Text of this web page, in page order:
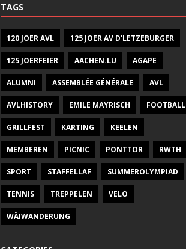
TAGS
120 JOER AVL 125 JOER AV D'LETZEBURGER
125 JOERFEIER AACHEN.LU AGAPE
ALUMNI ASSEMBLÉE GÉNÉRALE AVL
AVLHISTORY EMILE MAYRISCH FOOTBALL
GRILLFEST KARTING KEELEN
MEMBEREN PICNIC PONTTOR RWTH
SPORT STAFFELLAF SUMMEROLYMPIAD
TENNIS TREPPELEN VELO
WÄIWANDERUNG